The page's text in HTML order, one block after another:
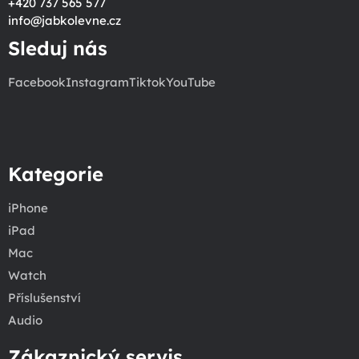
info@jabkolevne.cz
Sleduj nás
FacebookInstagramTiktokYouTube
Kategorie
iPhone
iPad
Mac
Watch
Příslušenství
Audio